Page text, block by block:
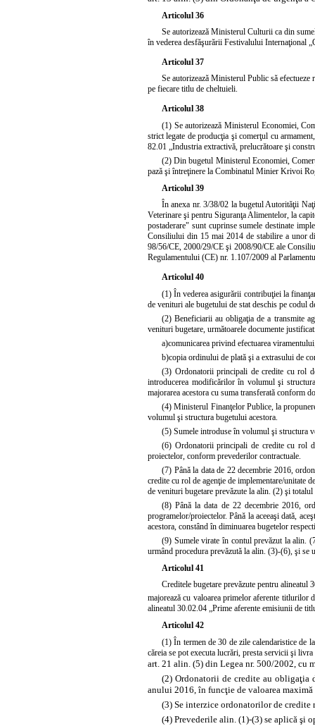
Articolul 36
Se autorizează Ministerul Culturii ca din
în vederea desfăşurării Festivalului Internaţional
Articolul 37
Se autorizează Ministerul Public să
pe fiecare titlu de cheltuieli.
Articolul 38
(1) Se autorizează Ministerul Economiei,
strict legate de producţia şi comerţul cu
82.01 „Industria extractivă, prelucrătoare şi
(2) Din bugetul Ministerul Economiei,
pază şi întreţinere la Combinatul Minier Krivoi
Articolul 39
În anexa nr. 3/38/02 la bugetul Autorităţii
Veterinare şi pentru Siguranţa Alimentelor, la
postaderare" sunt cuprinse sumele destinate
Consiliului din 15 mai 2014 de stabilire a unor
98/56/CE, 2000/29/CE şi 2008/90/CE ale
Regulamentului (CE) nr. 1.107/2009 al
Articolul 40
(1) În vederea asigurării contribuţiei la
de venituri ale bugetului de stat deschis pe codul
(2) Beneficiarii au obligaţia de a transmite
venituri bugetare, următoarele documente
a)comunicarea privind efectuarea
b)copia ordinului de plată şi a extrasului de
(3) Ordonatorii principali de credite cu rol
introducerea modificărilor în volumul şi
majorarea acestora cu suma transferată conform
(4) Ministerul Finanţelor Publice, la
volumul şi structura bugetului acestora.
(5) Sumele introduse în volumul şi structura
(6) Ordonatorii principali de credite cu rol
proiectelor, conform prevederilor contractuale.
(7) Până la data de 22 decembrie 2016,
credite cu rol de agenţie de implementare/unitate
de venituri bugetare prevăzute la alin. (2) şi
(8) Până la data de 22 decembrie 2016,
programelor/proiectelor. Până la aceeaşi dată,
acestora, constând în diminuarea bugetelor
(9) Sumele virate în contul prevăzut la alin.
urmând procedura prevăzută la alin. (3)-(6), şi se
Articolul 41
Creditele bugetare prevăzute pentru alineatul
majorează cu valoarea primelor aferente titlurilor
alineatul 30.02.04 „Prime aferente emisiunii de
Articolul 42
(1) În termen de 30 de zile calendaristice de
căreia se pot executa lucrări, presta servicii şi
art. 21 alin. (5) din Legea nr. 500/2002, cu
(2) Ordonatorii de credite au obligaţia
anului 2016, în funcţie de valoarea
(3) Se interzice ordonatorilor de
(4) Prevederile alin. (1)-(3) se aplică şi